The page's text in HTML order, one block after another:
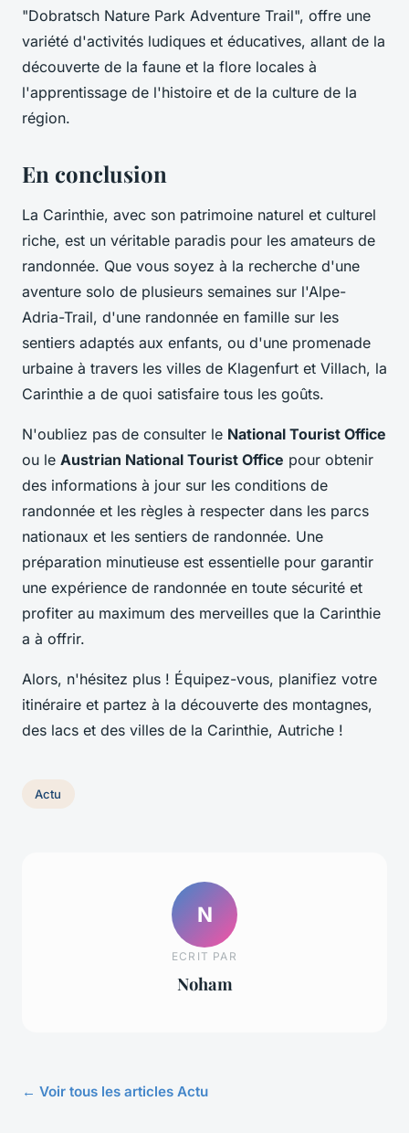
"Dobratsch Nature Park Adventure Trail", offre une
variété d'activités ludiques et éducatives, allant de la
découverte de la faune et la flore locales à
l'apprentissage de l'histoire et de la culture de la
région.
En conclusion
La Carinthie, avec son patrimoine naturel et culturel
riche, est un véritable paradis pour les amateurs de
randonnée. Que vous soyez à la recherche d'une
aventure solo de plusieurs semaines sur l'Alpe-
Adria-Trail, d'une randonnée en famille sur les
sentiers adaptés aux enfants, ou d'une promenade
urbaine à travers les villes de Klagenfurt et Villach, la
Carinthie a de quoi satisfaire tous les goûts.
N'oubliez pas de consulter le National Tourist Office
ou le Austrian National Tourist Office pour obtenir
des informations à jour sur les conditions de
randonnée et les règles à respecter dans les parcs
nationaux et les sentiers de randonnée. Une
préparation minutieuse est essentielle pour garantir
une expérience de randonnée en toute sécurité et
profiter au maximum des merveilles que la Carinthie
a à offrir.
Alors, n'hésitez plus ! Équipez-vous, planifiez votre
itinéraire et partez à la découverte des montagnes,
des lacs et des villes de la Carinthie, Autriche !
Actu
N
ECRIT PAR
Noham
← Voir tous les articles Actu